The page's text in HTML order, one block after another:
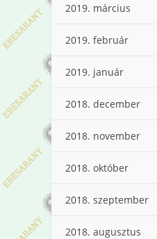
2019. március
2019. február
2019. január
2018. december
2018. november
2018. október
2018. szeptember
2018. augusztus